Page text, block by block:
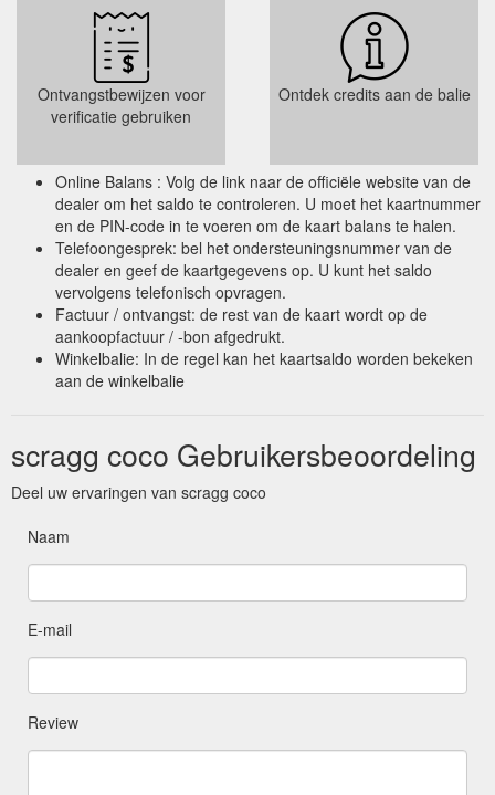
Ontvangstbewijzen voor
verificatie gebruiken
Ontdek credits aan de balie
Online Balans : Volg de link naar de officiële website van de
dealer om het saldo te controleren. U moet het kaartnummer
en de PIN-code in te voeren om de kaart balans te halen.
Telefoongesprek: bel het ondersteuningsnummer van de
dealer en geef de kaartgegevens op. U kunt het saldo
vervolgens telefonisch opvragen.
Factuur / ontvangst: de rest van de kaart wordt op de
aankoopfactuur / -bon afgedrukt.
Winkelbalie: In de regel kan het kaartsaldo worden bekeken
aan de winkelbalie
scragg coco Gebruikersbeoordeling
Deel uw ervaringen van scragg coco
Naam
E-mail
Review